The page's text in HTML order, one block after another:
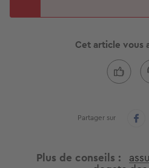
Cet article vous
Partager sur
Plus de conseils